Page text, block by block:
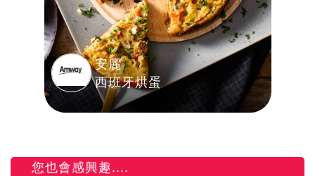
安麗
西班牙烘蛋
您也會感興趣....